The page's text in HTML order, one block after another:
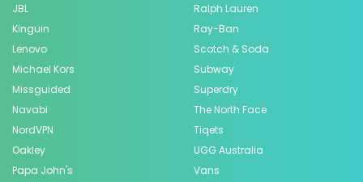
JBL
Kinguin
Lenovo
Michael Kors
Missguided
Navabi
NordVPN
Oakley
Papa John's
Ralph Lauren
Ray-Ban
Scotch & Soda
Subway
Superdry
The North Face
Tiqets
UGG Australia
Vans